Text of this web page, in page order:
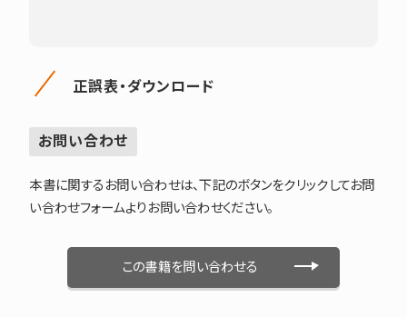
正誤表・ダウンロード
お問い合わせ
本書に関するお問い合わせは、下記のボタンをクリックしてお問
い合わせフォームよりお問い合わせください。
この書籍を問い合わせる